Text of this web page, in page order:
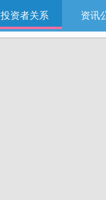
投资者关系 资讯